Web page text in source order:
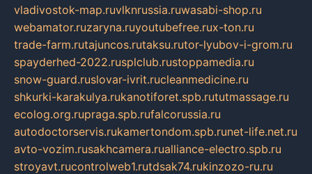
vladivostok-map.ruvlknrussia.ruwasabi-shop.ru
webamator.ruzaryna.ruyoutubefree.rux-ton.ru
trade-farm.rutajuncos.rutaksu.rutor-lyubov-i-grom.ru
spayderhed-2022.rusplclub.rustoppamedia.ru
snow-guard.ruslovar-ivrit.rucleanmedicine.ru
shkurki-karakulya.rukanotiforet.spb.rututmassage.ru
ecolog.org.rupraga.spb.rufalcorussia.ru
autodoctorservis.rukamertondom.spb.runet-life.net.ru
avto-vozim.rusakhcamera.rualliance-electro.spb.ru
stroyavt.rucontrolweb1.rutdsak74.rukinzozo-ru.ru